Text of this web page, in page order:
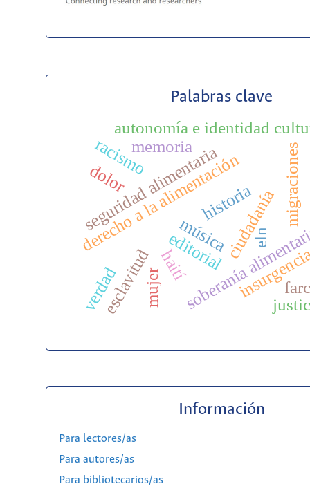
Palabras clave
editorial
derecho a la alimentación
seguridad alimentaria
soberanía
migraciones
haití
ciudadanía
esclavitud
autonomía e identidad
música eln
racismo
historia
memoria
mujer
dolor
verdad
Información
Para lectores/as
Para autores/as
Para bibliotecarios/as